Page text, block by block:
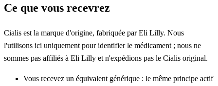
Ce que vous recevrez
Cialis est la marque d'origine, fabriquée par Eli Lilly. Nous
l'utilisons ici uniquement pour identifier le médicament ; nous ne
sommes pas affiliés à Eli Lilly et n'expédions pas le Cialis original.
Vous recevez un équivalent générique : le même principe actif